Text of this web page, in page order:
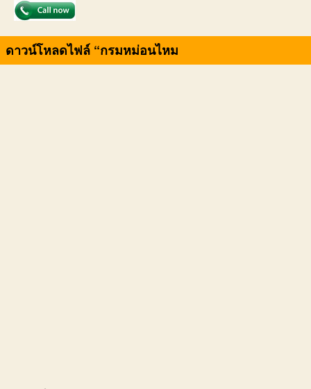
ดาวน์โหลดไฟล์ “กรมหม่อนไหม